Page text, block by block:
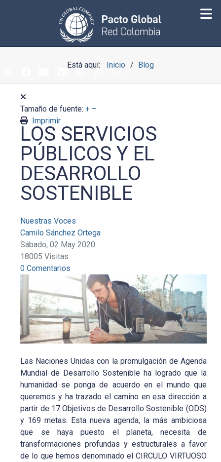
Está aquí: Inicio Blog
Tamaño de fuente: + –
Imprimir
LOS SERVICIOS
PÚBLICOS Y EL
DESARROLLO
SOSTENIBLE
Nuestras Voces
Camilo Sánchez Ortega
Sábado, 02 May 2020
18005 Visitas
0 Comentarios
Las Naciones Unidas con la promulgación de Agenda
Mundial de Desarrollo Sostenible ha logrado que la
humanidad se ponga de acuerdo en el mundo que
queremos y ha trazado el camino en esa dirección a
partir de 17 Objetivos de Desarrollo Sostenible (ODS)
y 169 metas. Esta nueva agenda, la más ambiciosa
que se haya puesto el planeta, necesita de
transformaciones profundas y estructurales a favor
de lo que hemos denominado el CIRCULO VIRTUOSO